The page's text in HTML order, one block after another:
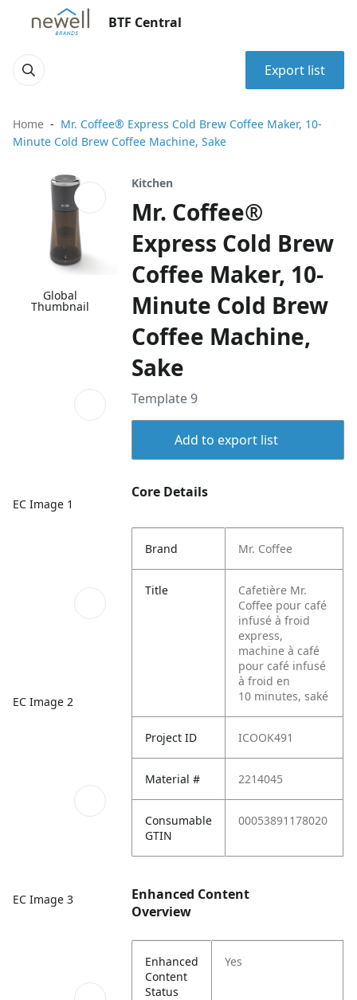
BTF Central
Export list
Home
Mr. Coffee® Express Cold Brew Coffee Maker, 10-
Minute Cold Brew Coffee Machine, Sake
Global
Thumbnail
EC Image 1
EC Image 2
EC Image 3
Kitchen
Mr. Coffee®
Express Cold Brew
Coffee Maker, 10-
Minute Cold Brew
Coffee Machine,
Sake
Template 9
Add to export list
Core Details
Brand Mr. Coffee
Title
Cafetière Mr.
Coffee pour café
infusé à froid
express,
machine à café
pour café infusé
à froid en
10 minutes, saké
Project ID ICOOK491
Material # 2214045
Consumable
GTIN
00053891178020
Enhanced Content
Overview
Enhanced
Content
Status
Yes